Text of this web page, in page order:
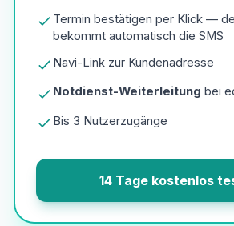
Termin bestätigen per Klick —
bekommt automatisch die SMS
Navi-Link zur Kundenadresse
Notdienst-Weiterleitung bei
Bis 3 Nutzerzugänge
14 Tage kostenlos